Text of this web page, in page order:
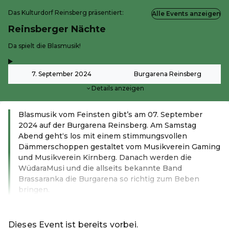
Das Kulturdorf Reinsberg präsentiert:
Reinsberger Nächte
-Da spielt die Blasmusik!
7. September 2024 Burgarena Reinsberg
Details anzeigen
Alle Events anzeigen
Blasmusik vom Feinsten gibt’s am 07. September
2024 auf der Burgarena Reinsberg. Am Samstag
Abend geht‘s los mit einem stimmungsvollen
Dämmerschoppen gestaltet vom Musikverein Gaming
und Musikverein Kirnberg. Danach werden die
WüdaraMusi und die allseits bekannte Band
Brassaranka die Burgarena so richtig zum Beben
bringen.
Dieses Event ist bereits vorbei.